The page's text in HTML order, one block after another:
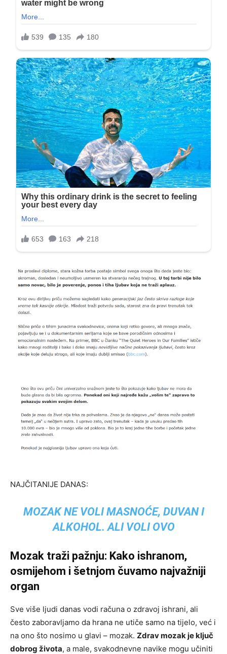
NAJČITANIJE DANAS:
MOZAK NE VOLI MASNOĆE, DUVAN I
ALKOHOL. ALI VOLI OVO
Mozak traži pažnju: Kako ishranom,
osmijehom i šetnjom čuvamo najvažniji
organ
Sve više ljudi danas vodi računa o zdravoj ishrani, ali
često zaboravljamo da hrana ne utiče samo na tijelo, već i
na ono što nosimo u glavi – mozak. Zdrav mozak je ključ
dobrog života, a male, svakodnevne navike mogu učiniti